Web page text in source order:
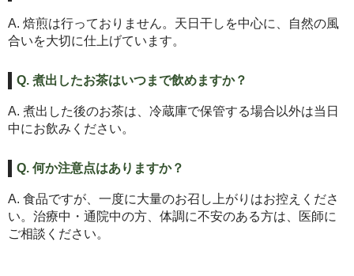
A. 焙煎は行っておりません。天日干しを中心に、自然の風
合いを大切に仕上げています。
Q. 煮出したお茶はいつまで飲めますか？
A. 煮出した後のお茶は、冷蔵庫で保管する場合以外は当日
中にお飲みください。
Q. 何か注意点はありますか？
A. 食品ですが、一度に大量のお召し上がりはお控えくださ
い。治療中・通院中の方、体調に不安のある方は、医師に
ご相談ください。